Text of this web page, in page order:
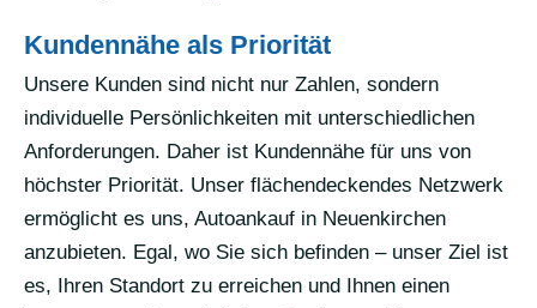
Kundennähe als Priorität
Unsere Kunden sind nicht nur Zahlen, sondern
individuelle Persönlichkeiten mit unterschiedlichen
Anforderungen. Daher ist Kundennähe für uns von
höchster Priorität. Unser flächendeckendes Netzwerk
ermöglicht es uns, Autoankauf in Neuenkirchen
anzubieten. Egal, wo Sie sich befinden – unser Ziel ist
es, Ihren Standort zu erreichen und Ihnen einen